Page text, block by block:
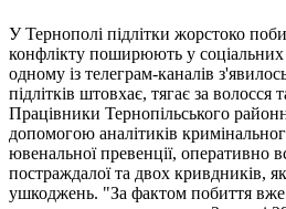
У Тернополі підлітки жорстоко
конфлікту поширюють у
одному із телеграм-каналів
підлітків штовхає, тягає за волосся
Працівники Тернопільського
допомогою аналітиків
ювенальної превенції, оперативно
постраждалої та двох кривдників,
ушкоджень. "За фактом побиття вже